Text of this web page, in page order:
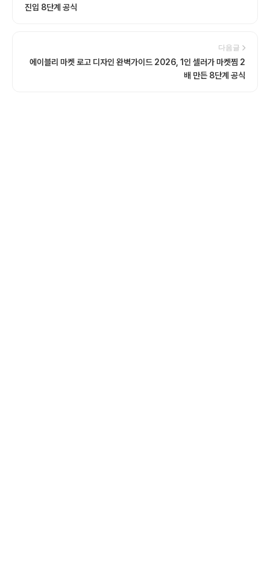
진입 8단계 공식
다음글
에이블리 마켓 로고 디자인 완벽가이드 2026, 1인 셀러가 마켓찜 2
배 만든 8단계 공식